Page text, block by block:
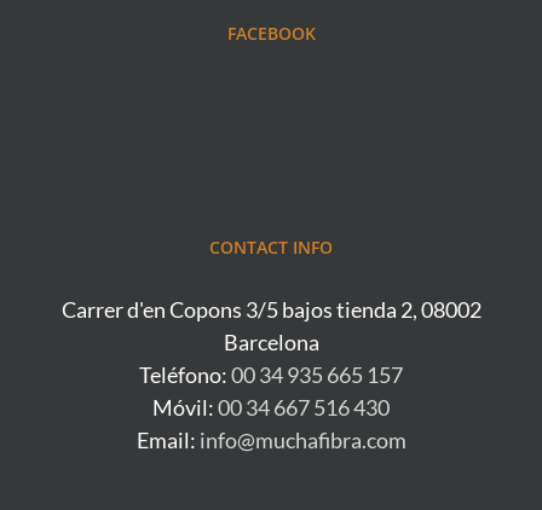
FACEBOOK
CONTACT INFO
Carrer d'en Copons 3/5 bajos tienda 2, 08002
Barcelona
Teléfono:00 34 935 665 157
Móvil:00 34 667 516 430
Email: info@muchafibra.com